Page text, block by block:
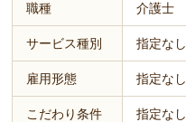
職種 介護士
サービス種別 指定なし
雇用形態 指定なし
こだわり条件 指定なし